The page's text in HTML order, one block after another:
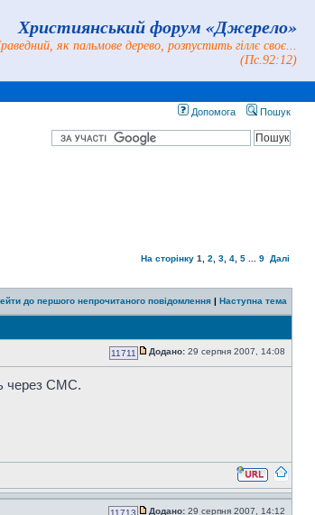
Християнський форум «Джерело»
як пальмове дерево, розпустить гіллє своє...
(Пс.92:12)
Допомога Пошук
На сторінку 1 2 3 4 5 9 Далі
до першого непрочитаного повідомлення | Наступна тема
11711 Додано: 29 серпня 2007, 14:08
через СМС.
11713 Додано: 29 серпня 2007, 14:12